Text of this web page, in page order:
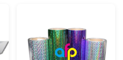
(Biaxially Oriented
Polypropylene) Film Thickness